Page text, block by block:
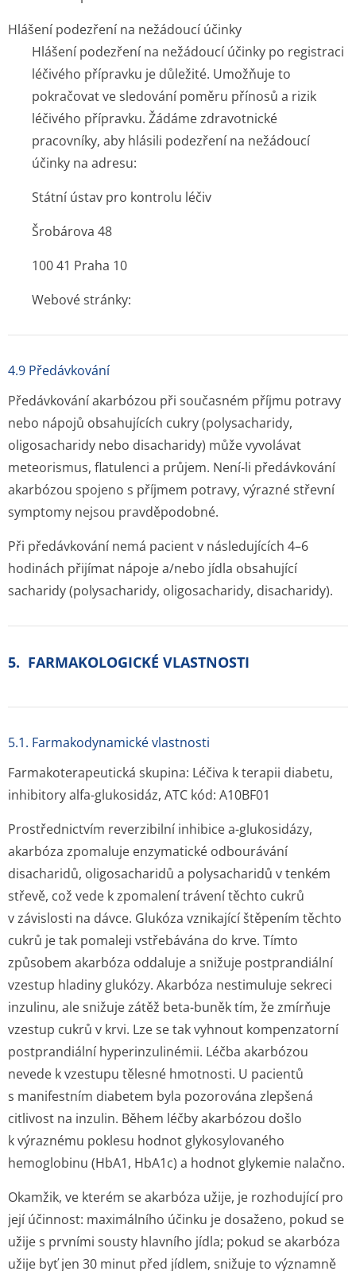
Hlášení podezření na nežádoucí účinky
Hlášení podezření na nežádoucí účinky po registraci
léčivého přípravku je důležité. Umožňuje to
pokračovat ve sledování poměru přínosů a rizik
léčivého přípravku. Žádáme zdravotnické
pracovníky, aby hlásili podezření na nežádoucí
účinky na adresu:
Státní ústav pro kontrolu léčiv
Šrobárova 48
100 41 Praha 10
Webové stránky:
4.9 Předávkování
Předávkování akarbózou při současném příjmu potravy
nebo nápojů obsahujících cukry (polysacharidy,
oligosacharidy nebo disacharidy) může vyvolávat
meteorismus, flatulenci a průjem. Není-li předávkování
akarbózou spojeno s příjmem potravy, výrazné střevní
symptomy nejsou pravděpodobné.
Při předávkování nemá pacient v následujících 4–6
hodinách přijímat nápoje a/nebo jídla obsahující
sacharidy (polysacharidy, oligosacharidy, disacharidy).
5. FARMAKOLOGICKÉ VLASTNOSTI
5.1. Farmakodynamické vlastnosti
Farmakoterapeutická skupina: Léčiva k terapii diabetu,
inhibitory alfa-glukosidáz, ATC kód: A10BF01
Prostřednictvím reverzibilní inhibice a-glukosidázy,
akarbóza zpomaluje enzymatické odbourávání
disacharidů, oligosacharidů a polysacharidů v tenkém
střevě, což vede k zpomalení trávení těchto cukrů
v závislosti na dávce. Glukóza vznikající štěpením těchto
cukrů je tak pomaleji vstřebávána do krve. Tímto
způsobem akarbóza oddaluje a snižuje postprandiální
vzestup hladiny glukózy. Akarbóza nestimuluje sekreci
inzulinu, ale snižuje zátěž beta-buněk tím, že zmírňuje
vzestup cukrů v krvi. Lze se tak vyhnout kompenzatorní
postprandiální hyperinzulinémii. Léčba akarbózou
nevede k vzestupu tělesné hmotnosti. U pacientů
s manifestním diabetem byla pozorována zlepšená
citlivost na inzulin. Během léčby akarbózou došlo
k výraznému poklesu hodnot glykosylovaného
hemoglobinu (HbA1, HbA1c) a hodnot glykemie nalačno.
Okamžik, ve kterém se akarbóza užije, je rozhodující pro
její účinnost: maximálního účinku je dosaženo, pokud se
užije s prvními sousty hlavního jídla; pokud se akarbóza
užije byť jen 30 minut před jídlem, snižuje to významně